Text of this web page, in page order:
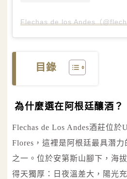
目錄
為什麼選在阿根廷釀酒？
Flechas de Los Andes酒莊位於
Flores，這裡是阿根廷最具潛
之一。位於安第斯山腳下，海
得天獨厚：日夜溫差大，陽光